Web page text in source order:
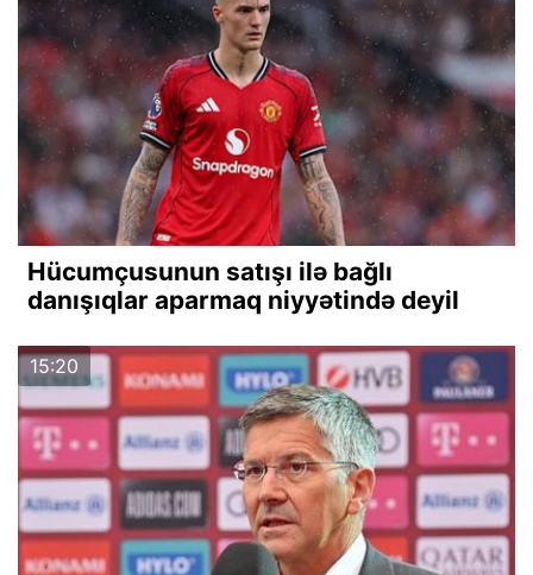
Hücumçusunun satışı ilə bağlı
danışıqlar aparmaq niyyətində deyil
15:20